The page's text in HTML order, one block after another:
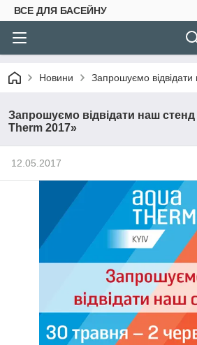
ВСЕ ДЛЯ БАСЕЙНУ
Новини Запрошуємо
Запрошуємо відвідати наш стенд
Therm 2017»
12.05.2017